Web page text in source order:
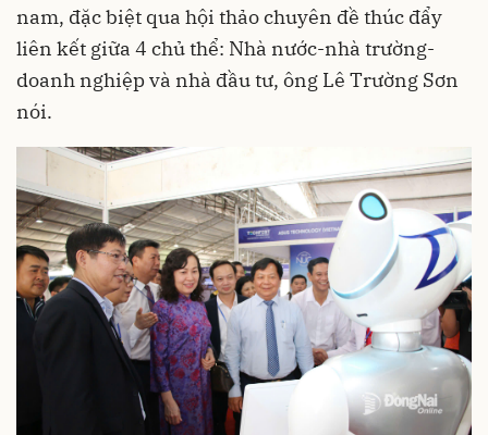
nam, đặc biệt qua hội thảo chuyên đề thúc đẩy
liên kết giữa 4 chủ thể: Nhà nước-nhà trường-
doanh nghiệp và nhà đầu tư, ông Lê Trường Sơn
nói.